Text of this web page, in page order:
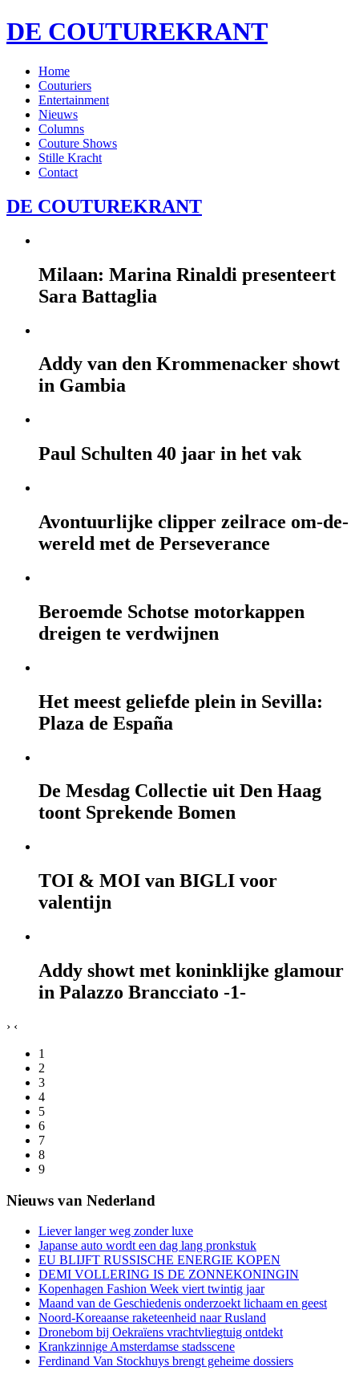
DE COUTUREKRANT
Home
Couturiers
Entertainment
Nieuws
Columns
Couture Shows
Stille Kracht
Contact
DE COUTUREKRANT
Milaan: Marina Rinaldi presenteert
Sara Battaglia
Addy van den Krommenacker showt
in Gambia
Paul Schulten 40 jaar in het vak
Avontuurlijke clipper zeilrace om-de-
wereld met de Perseverance
Beroemde Schotse motorkappen
dreigen te verdwijnen
Het meest geliefde plein in Sevilla:
Plaza de España
De Mesdag Collectie uit Den Haag
toont Sprekende Bomen
TOI & MOI van BIGLI voor
valentijn
Addy showt met koninklijke glamour
in Palazzo Brancciato -1-
› ‹
1
2
3
4
5
6
7
8
9
Nieuws van Nederland
Liever langer weg zonder luxe
Japanse auto wordt een dag lang pronkstuk
EU BLIJFT RUSSISCHE ENERGIE KOPEN
DEMI VOLLERING IS DE ZONNEKONINGIN
Kopenhagen Fashion Week viert twintig jaar
Maand van de Geschiedenis onderzoekt lichaam en geest
Noord-Koreaanse raketeenheid naar Rusland
Dronebom bij Oekraïens vrachtvliegtuig ontdekt
Krankzinnige Amsterdamse stadsscene
Ferdinand Van Stockhuys brengt geheime dossiers